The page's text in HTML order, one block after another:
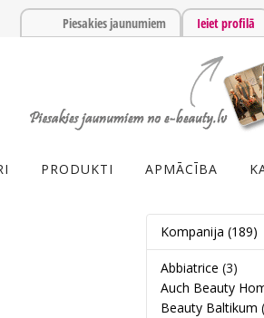
Piesakies jaunumiem Ieiet profilā
PRODUKTI APMĀCĪBA
Kompanija (189)
Abbiatrice (3)
Auch Beauty
Beauty Baltikum